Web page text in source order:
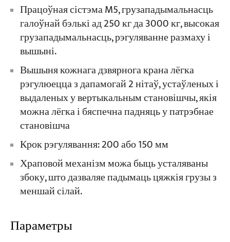
Працоўная сістэма M5, грузападымальнасць
галоўнай бэлькі ад 250 кг да 3000 кг, высокая
грузападымальнасць, рэгуляванне размаху і
вышыні.
Вышыня кожнага дзвярнога крана лёгка
рэгулюецца з дапамогай 2 нітаў, устаўленых і
выдаленых у вертыкальным становішчы, якія
можна лёгка і бяспечна падняць у патрэбнае
становішча
Крок рэгулявання: 200 або 150 мм
Храповой механізм можа быць усталяваны
збоку, што дазваляе падымаць цяжкія грузы з
меншай сілай.
Параметры